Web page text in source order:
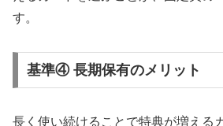
す。
基準④ 長期保有のメリット
長く使い続けることで特典が増える